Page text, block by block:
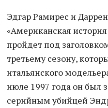
Эдгар Рамирес и
«Американская
пройдет под
третьему сезону,
итальянского
июле 1997 года он был
серийным убийцей